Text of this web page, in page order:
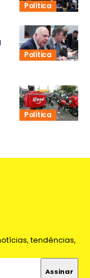
Política
Política
Política
tendências,